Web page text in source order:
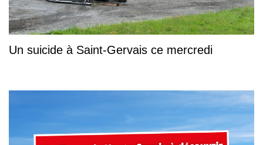
Un suicide à Saint-Gervais ce mercredi